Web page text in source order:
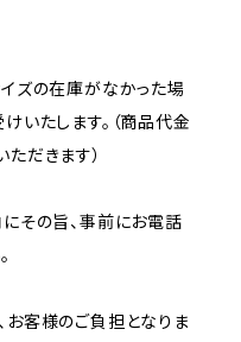
ズの在庫がなかった場
いたします。（商品代金
だきます）
その旨、事前にお電話
客様のご負担となりま